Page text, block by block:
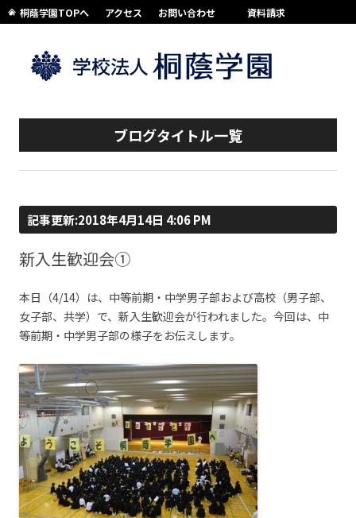
桐蔭学園TOPへ アクセス お問い合わせ 資料請求
ブログタイトル一覧
記事更新:2018年4月14日 4:06 PM
新入生歓迎会①
本日（4/14）は、中等前期・中学男子部および高校（男子部、
女子部、共学）で、新入生歓迎会が行われました。今回は、中
等前期・中学男子部の様子をお伝えします。